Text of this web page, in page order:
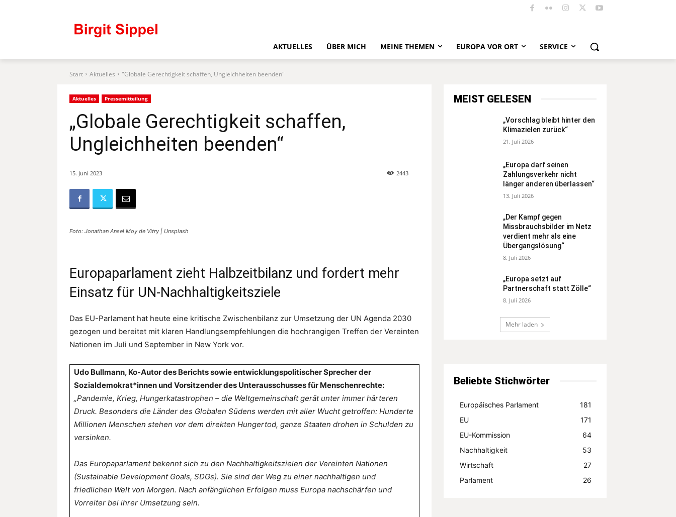
AKTUELLES ÜBER MICH MEINE THEMEN EUROPA VOR ORT SERVICE
Start Aktuelles "Globale Gerechtigkeit schaffen, Ungleichheiten beenden"
Aktuelles Pressemitteilung
„Globale Gerechtigkeit schaffen,
Ungleichheiten beenden“
15. Juni 2023 2443
Foto: Jonathan Ansel Moy de Vitry | Unsplash
Europaparlament zieht Halbzeitbilanz und fordert mehr
Einsatz für UN-Nachhaltigkeitsziele
Das EU-Parlament hat heute eine kritische Zwischenbilanz zur Umsetzung der UN Agenda 2030
gezogen und bereitet mit klaren Handlungsempfehlungen die hochrangigen Treffen der Vereinten
Nationen im Juli und September in New York vor.
Udo Bullmann, Ko-Autor des Berichts sowie entwicklungspolitischer Sprecher der
Sozialdemokrat*innen und Vorsitzender des Unterausschusses für Menschenrechte:
„Pandemie, Krieg, Hungerkatastrophen – die Weltgemeinschaft gerät unter immer härteren
Druck. Besonders die Länder des Globalen Südens werden mit aller Wucht getroffen: Hunderte
Millionen Menschen stehen vor dem direkten Hungertod, ganze Staaten drohen in Schulden zu
versinken.
Das Europaparlament bekennt sich zu den Nachhaltigkeitszielen der Vereinten Nationen
(Sustainable Development Goals, SDGs). Sie sind der Weg zu einer nachhaltigen und
friedlichen Welt von Morgen. Nach anfänglichen Erfolgen muss Europa nachschärfen und
Vorreiter bei ihrer Umsetzung sein.
MEIST GELESEN
„Vorschlag bleibt hinter den
Klimazielen zurück“
21. Juli 2026
„Europa darf seinen
Zahlungsverkehr nicht
länger anderen überlassen“
13. Juli 2026
„Der Kampf gegen
Missbrauchsbilder im Netz
verdient mehr als eine
Übergangslösung“
8. Juli 2026
„Europa setzt auf
Partnerschaft statt Zölle“
8. Juli 2026
Mehr laden
Beliebte Stichwörter
Europäisches Parlament
181
EU
171
EU-Kommission
64
Nachhaltigkeit
53
Wirtschaft
27
Parlament
26